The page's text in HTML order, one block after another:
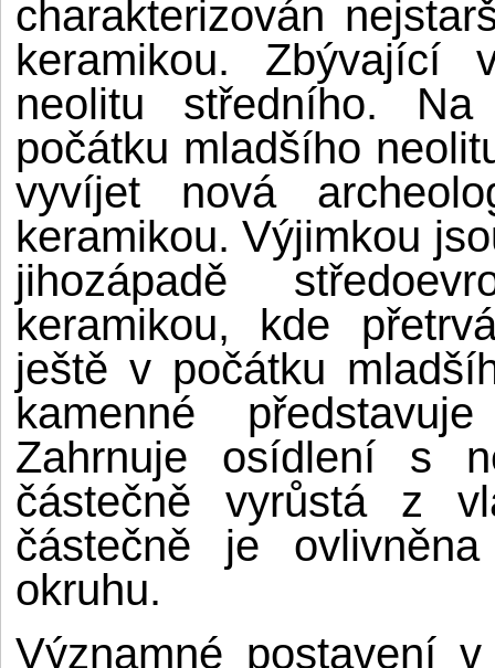
charakterizován
keramikou.
neolitu středního.
počátku mladšího
vyvíjet nová
keramikou. Výjimkou
jihozápadě
keramikou, kde
ještě v počátku
kamenné
Zahrnuje osídlení s
částečně vyrůstá z
částečně je
okruhu.
Významné postavení